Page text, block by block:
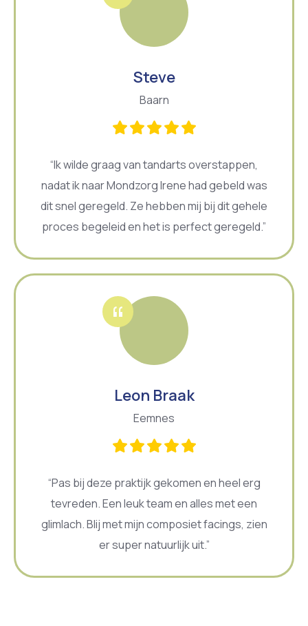
Baarn
“Ik wilde graag van tandarts overstappen,
nadat ik naar Mondzorg Irene had gebeld was
dit snel geregeld. Ze hebben mij bij dit gehele
proces begeleid en het is perfect geregeld.”
Steve
Eemnes
“Pas bij deze praktijk gekomen en heel erg
tevreden. Een leuk team en alles met een
glimlach. Blij met mijn composiet facings, zien
er super natuurlijk uit.”
Leon Braak